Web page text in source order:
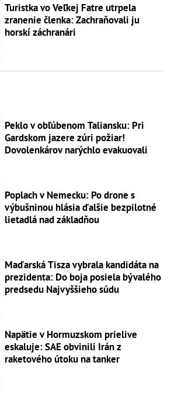
Turistka vo Veľkej Fatre utrpela
zranenie členka: Zachraňovali ju
horskí záchranári
Peklo v obľúbenom Taliansku: Pri
Gardskom jazere zúri požiar!
Dovolenkárov narýchlo evakuovali
Poplach v Nemecku: Po drone s
výbušninou hlásia ďalšie bezpilotné
lietadlá nad základňou
Maďarská Tisza vybrala kandidáta na
prezidenta: Do boja posiela bývalého
predsedu Najvyššieho súdu
Napätie v Hormuzskom prielive
eskaluje: SAE obvinili Irán z
raketového útoku na tanker